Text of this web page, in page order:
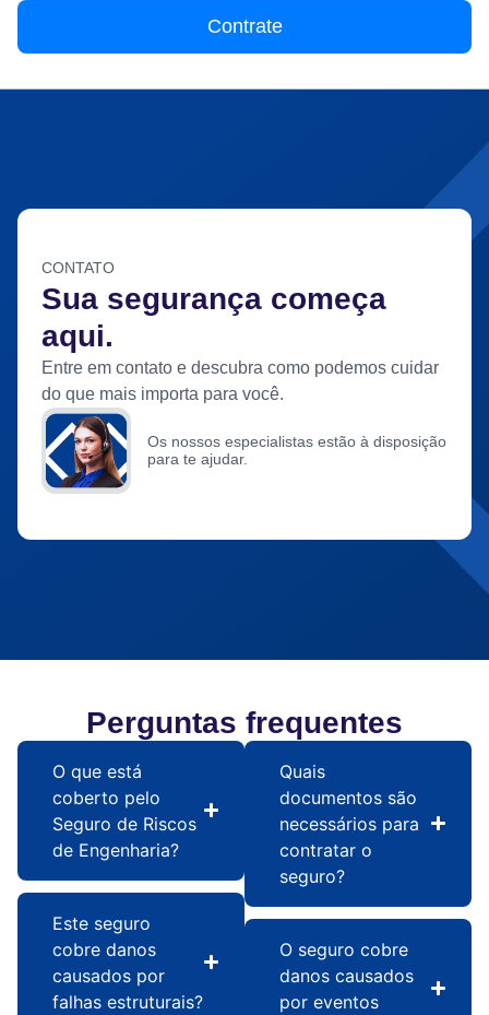
Contrate
CONTATO
Sua segurança começa
aqui.
Entre em contato e descubra como podemos cuidar
do que mais importa para você.
Os nossos especialistas estão à disposição
para te ajudar.
Perguntas frequentes
O que está
coberto pelo
Seguro de Riscos
de Engenharia?
Este seguro
cobre danos
causados por
falhas estruturais?
Quais
documentos são
necessários para
contratar o
seguro?
O seguro cobre
danos causados
por eventos